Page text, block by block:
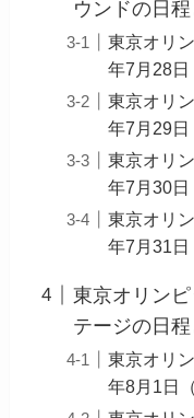
ウンドの日
東京オリ
年7月28日
東京オリ
年7月29日
東京オリ
年7月30日
東京オリ
年7月31日
東京オリン
テージの日
東京オリ
年8月1日